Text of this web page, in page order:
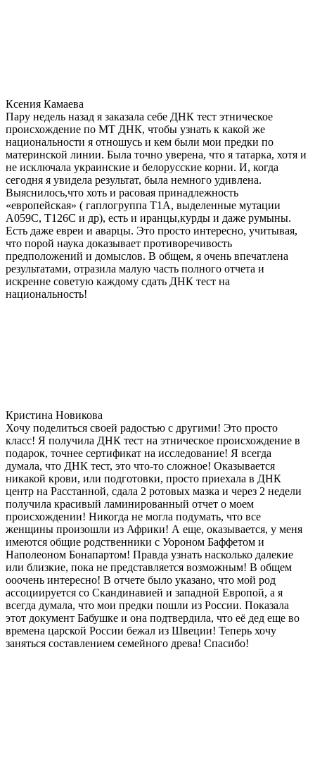
Ксения Камаева
Пару недель назад я заказала себе ДНК тест этническое
происхождение по МТ ДНК, чтобы узнать к какой же
национальности я отношусь и кем были мои предки по
материнской линии. Была точно уверена, что я татарка, хотя и
не исключала украинские и белорусские корни. И, когда
сегодня я увидела результат, была немного удивлена.
Выяснилось,что хоть и расовая принадлежность
«европейская» ( гаплогруппа T1A, выделенные мутации
A059C, T126C и др), есть и иранцы,курды и даже румыны.
Есть даже евреи и аварцы. Это просто интересно, учитывая,
что порой наука доказывает противоречивость
предположений и домыслов. В общем, я очень впечатлена
результатами, отразила малую часть полного отчета и
искренне советую каждому сдать ДНК тест на
национальность!
Кристина Новикова
Хочу поделиться своей радостью с другими! Это просто
класс! Я получила ДНК тест на этническое происхождение в
подарок, точнее сертификат на исследование! Я всегда
думала, что ДНК тест, это что-то сложное! Оказывается
никакой крови, или подготовки, просто приехала в ДНК
центр на Расстанной, сдала 2 ротовых мазка и через 2 недели
получила красивый ламинированный отчет о моем
происхождении! Никогда не могла подумать, что все
женщины произошли из Африки! А еще, оказывается, у меня
имеются общие родственники с Уороном Баффетом и
Наполеоном Бонапартом! Правда узнать насколько далекие
или близкие, пока не представляется возможным! В общем
ооочень интересно! В отчете было указано, что мой род
ассоциируется со Скандинавией и западной Европой, а я
всегда думала, что мои предки пошли из России. Показала
этот документ Бабушке и она подтвердила, что её дед еще во
времена царской России бежал из Швеции! Теперь хочу
заняться составлением семейного древа! Спасибо!